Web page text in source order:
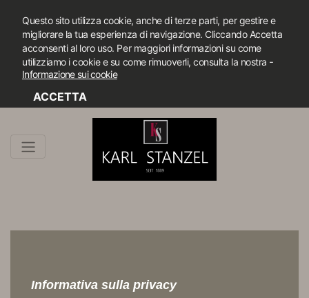
Questo sito utilizza cookie, anche di terze parti, per gestire e
migliorare la tua esperienza di navigazione. Cliccando Accetta
acconsenti al loro uso. Per maggiori informazioni su come
utilizziamo i cookie e su come rimuoverli, consulta la nostra -
Informazione sui cookie
ACCETTA
Informativa sulla privacy